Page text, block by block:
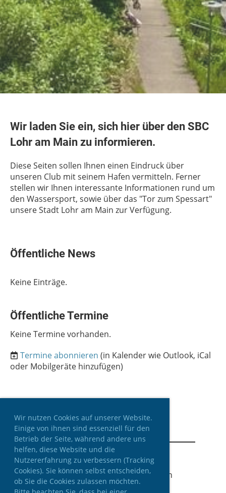
Wir nutzen Cookies auf unserer Website.
Einige von ihnen sind essenziell für den
Betrieb der Seite, während andere uns
helfen, diese Website und die
Nutzererfahrung zu verbessern (Tracking
Cookies). Sie können selbst entscheiden,
ob Sie die Cookies zulassen möchten.
Wir laden Sie ein, sich hier über den SBC
Lohr am Main zu informieren.
Diese Seiten sollen Ihnen einen Eindruck über
unseren Club mit seinem Hafen vermitteln. Ferner
stellen wir Ihnen interessante Informationen rund um
den Wassersport, sowie über das "Tor zum Spessart"
unsere Stadt Lohr am Main zur Verfügung.
Öffentliche News
Keine Einträge.
Öffentliche Termine
Keine Termine vorhanden.
Termine abonnieren (in Kalender wie Outlook, iCal
oder Mobilgeräte hinzufügen)
© Sport-Boot-Club Lohr a. Main
Erstellt mit ClubDesk Vereinssoftware